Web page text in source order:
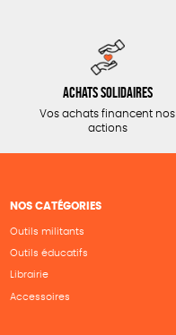
Achats solidaires
Vos achats financent nos
actions
NOS CATÉGORIES
Outils militants
Outils éducatifs
Librairie
Accessoires